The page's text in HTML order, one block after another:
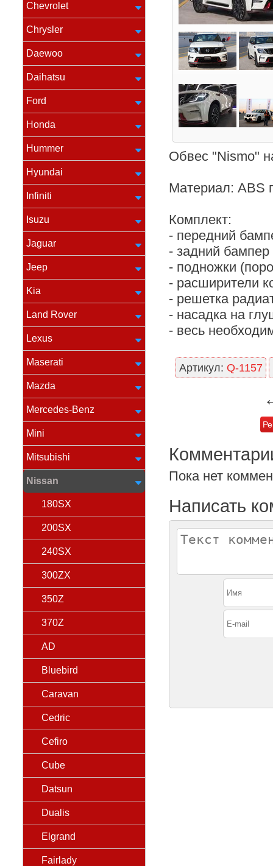
Chevrolet
Chrysler
Daewoo
Daihatsu
Ford
Honda
Hummer
Hyundai
Infiniti
Isuzu
Jaguar
Jeep
Kia
Land Rover
Lexus
Maserati
Mazda
Mercedes-Benz
Mini
Mitsubishi
Nissan
180SX
200SX
240SX
300ZX
350Z
370Z
AD
Bluebird
Caravan
Cedric
Cefiro
Cube
Datsun
Dualis
Elgrand
Fairlady
Обвес "Nismo"
Материал: ABS
Комплект:
- передний
- задний бампер
- подножки
- расширители
- решетка
- насадка на
- весь
Артикул: Q-1157
Пока нет
Написать